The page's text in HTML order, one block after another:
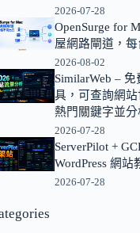
2026-07-28
OpenSurge for
屋網路閘道，
2026-08-02
SimilarWeb –
具，可查詢網
熱門關鍵字並
2026-07-28
ServerPilot +
WordPress 網站
2026-07-28